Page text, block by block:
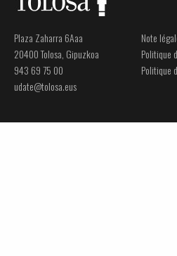
Plaza Zaharra 6Aaa
20400 Tolosa, Gipuzkoa
943 69 75 00
udate@tolosa.eus
Note
Politique
Politique